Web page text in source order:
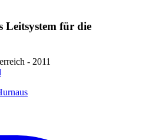
Leitsystem für die
- 2011